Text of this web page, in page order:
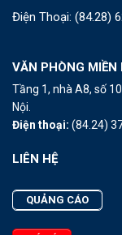
Điện Thoại: (84.28)
VĂN PHÒNG MIỀN
Tầng 1, nhà A8, số
Nội.
Điện thoại: (84.24)
LIÊN HỆ
QUẢNG CÁO